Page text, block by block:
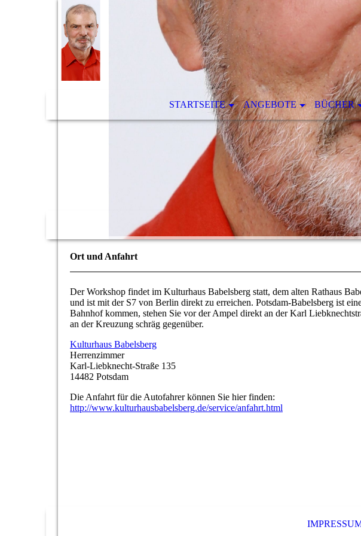
STARTSEITE ANGEBOTE BÜCHER
Ort und Anfahrt
Der Workshop findet im Kulturhaus Babelsberg statt, dem alten Rathaus
und ist mit der S7 von Berlin direkt zu erreichen. Potsdam-Babelsberg ist
Bahnhof kommen, stehen Sie vor der Ampel direkt an der Karl
an der Kreuzung schräg gegenüber.
Kulturhaus Babelsberg
Herrenzimmer
Karl-Liebknecht-Straße 135
14482 Potsdam
Die Anfahrt für die Autofahrer können Sie hier finden:
http://www.kulturhausbabelsberg.de/service/anfahrt.html